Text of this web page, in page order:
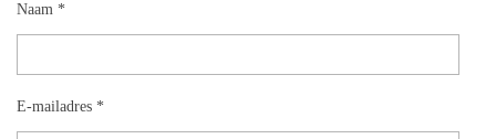
Naam *
E-mailadres *